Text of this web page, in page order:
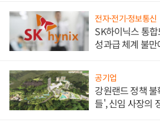
전자·전기·정보통신
SK하이닉스 통
성과급 체계 불
공기업
강원랜드 정책
들', 신임 사장의